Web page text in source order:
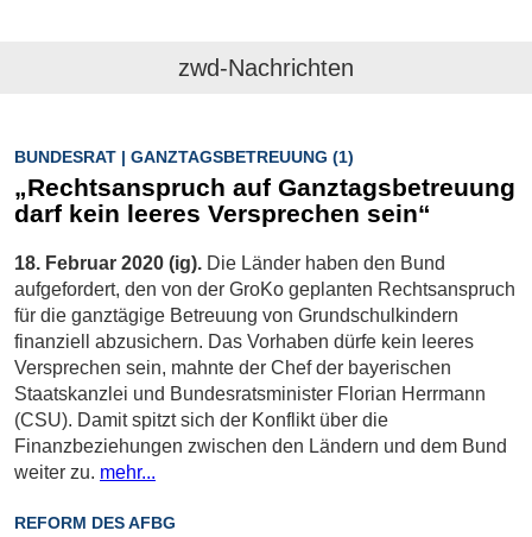
zwd-Nachrichten
BUNDESRAT | GANZTAGSBETREUUNG (1)
„Rechtsanspruch auf Ganztagsbetreuung
darf kein leeres Versprechen sein“
18. Februar 2020 (ig). Die Länder haben den Bund
aufgefordert, den von der GroKo geplanten Rechtsanspruch
für die ganztägige Betreuung von Grundschulkindern
finanziell abzusichern. Das Vorhaben dürfe kein leeres
Versprechen sein, mahnte der Chef der bayerischen
Staatskanzlei und Bundesratsminister Florian Herrmann
(CSU). Damit spitzt sich der Konflikt über die
Finanzbeziehungen zwischen den Ländern und dem Bund
weiter zu. mehr...
REFORM DES AFBG